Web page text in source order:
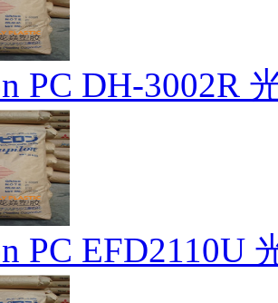
PC DH-3002R
PC EFD2110U